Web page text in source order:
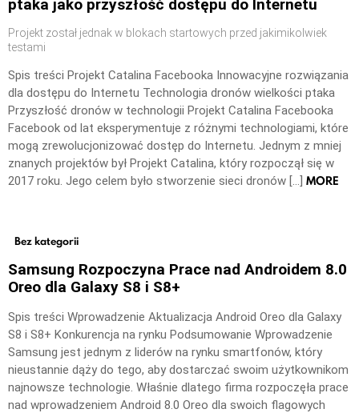
ptaka jako przyszłość dostępu do Internetu
Projekt został jednak w blokach startowych przed jakimikolwiek
testami
Spis treści Projekt Catalina Facebooka Innowacyjne rozwiązania
dla dostępu do Internetu Technologia dronów wielkości ptaka
Przyszłość dronów w technologii Projekt Catalina Facebooka
Facebook od lat eksperymentuje z różnymi technologiami, które
mogą zrewolucjonizować dostęp do Internetu. Jednym z mniej
znanych projektów był Projekt Catalina, który rozpoczął się w
2017 roku. Jego celem było stworzenie sieci dronów […] MORE
Bez kategorii
Samsung Rozpoczyna Prace nad Androidem 8.0
Oreo dla Galaxy S8 i S8+
Spis treści Wprowadzenie Aktualizacja Android Oreo dla Galaxy
S8 i S8+ Konkurencja na rynku Podsumowanie Wprowadzenie
Samsung jest jednym z liderów na rynku smartfonów, który
nieustannie dąży do tego, aby dostarczać swoim użytkownikom
najnowsze technologie. Właśnie dlatego firma rozpoczęła prace
nad wprowadzeniem Android 8.0 Oreo dla swoich flagowych